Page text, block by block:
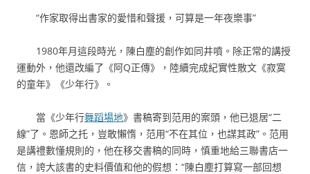
“作家取得出書家的愛惜和聲援，可算是一年夜樂事”
1980年月這段時光，陳白塵的創作如同井噴。除正常的講授
運動外，他還改編了《阿Q正傳》，陸續完成紀實性散文《寂寞
的童年》《少年行》。
當《少年行舞蹈場地》書稿寄到范用的案頭，他已退居“二
線”了。恩師之托，豈敢懶惰，范用“不在其位，也謀其政”。范用
是講禮數懂規則的，他在移交書稿的同時，慎重地給三聯書店一
信，誇大該書的史料價值和他的假想：“陳白塵打算寫一部回想